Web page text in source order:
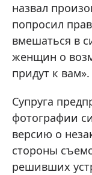
назвал
попросил
вмешаться в
женщин о
придут к вам».
Супруга
фотографии
версию о
стороны
решивших